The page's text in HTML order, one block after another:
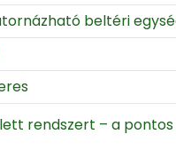
beltéri
rendszert – a